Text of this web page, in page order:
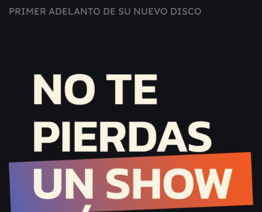
PRIMER ADELANTO DE SU NUEVO DISCO